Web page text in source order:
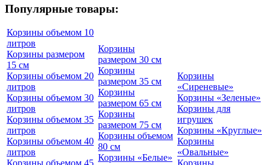
Популярные товары:
Корзины объемом 10
литров
Корзины размером
15 см
Корзины объемом 20
литров
Корзины объемом 30
литров
Корзины объемом 35
литров
Корзины объемом 40
литров
Корзины объемом 45
Корзины
размером 30 см
Корзины
размером 35 см
Корзины
размером 65 см
Корзины
размером 75 см
Корзины объемом
80 см
Корзины «Белые»
Корзины
«Сиреневые»
Корзины «Зеленые»
Корзины для
игрушек
Корзины «Круглые»
Корзины
«Овальные»
Корзины